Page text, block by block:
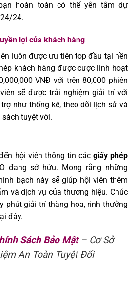
hoàn toàn có thể yên tâm dự
24.
lợi của khách hàng
luôn được ưu tiên top đầu tại nền
khách hàng được cược linh hoạt
VNĐ với trên 80,000 phiên
sẽ được trải nghiệm giải trí với
như thống kê, theo dõi lịch sử và
tuyệt vời.
hội viên thông tin các giấy phép
đang sở hữu. Mong rằng những
bạch này sẽ giúp hội viên thêm
và dịch vụ của thương hiệu. Chúc
phút giải trí thăng hoa, rinh thưởng
đây.
Sách Bảo Mật– Cơ Sở
An Toàn Tuyệt Đối